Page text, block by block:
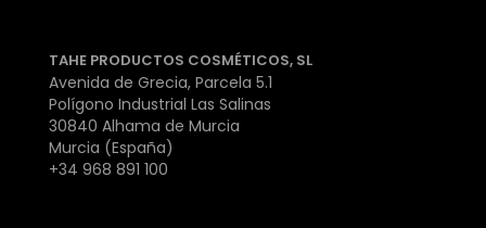
TAHE PRODUCTOS COSMÉTICOS, SL
Avenida de Grecia, Parcela 5.1
Polígono Industrial Las Salinas
30840 Alhama de Murcia
Murcia (España)
+34 968 891 100